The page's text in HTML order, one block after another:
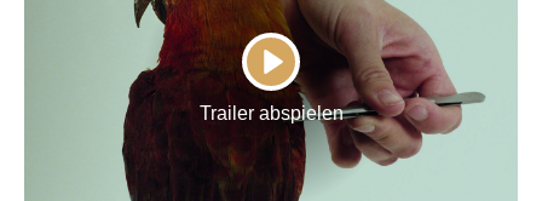
So geht’s
Filmpakete
Gutscheine
& Filmpässe
Account
PLAY
Trailer abspielen